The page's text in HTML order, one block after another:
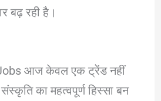
बढ़ रही है।
आज केवल एक ट्रेंड नहीं
का महत्वपूर्ण हिस्सा बन